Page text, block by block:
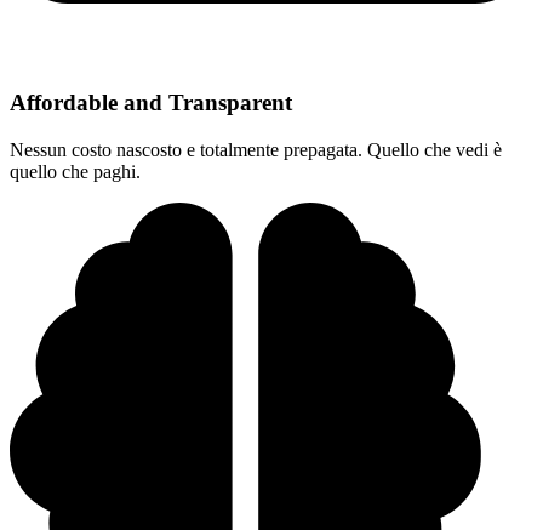
Affordable and Transparent
Nessun costo nascosto e totalmente prepagata. Quello che vedi è
quello che paghi.